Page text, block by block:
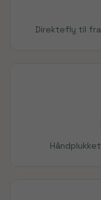
Direktefly til